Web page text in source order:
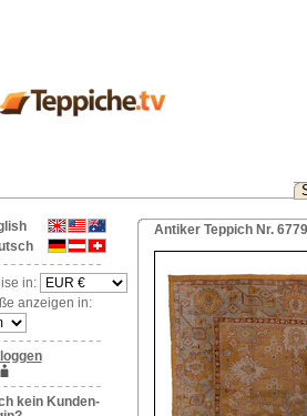
in:
anzeigen in:
kein Kunden-
Antiker Teppich Nr.